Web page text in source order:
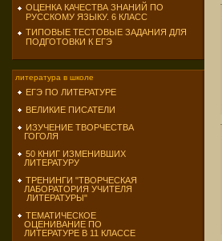
ОЦЕНКА КАЧЕСТВА ЗНАНИЙ ПО
РУССКОМУ ЯЗЫКУ. 6 КЛАСС
ТИПОВЫЕ ТЕСТОВЫЕ ЗАДАНИЯ ДЛЯ
ПОДГОТОВКИ К ЕГЭ
литература в школе
ЕГЭ ПО ЛИТЕРАТУРЕ
ВЕЛИКИЕ ПИСАТЕЛИ
ИЗУЧЕНИЕ ТВОРЧЕСТВА
ГОГОЛЯ
50 КНИГ ИЗМЕНИВШИХ
ЛИТЕРАТУРУ
ТРЕНИНГИ "ТВОРЧЕСКАЯ
ЛАБОРАТОРИЯ УЧИТЕЛЯ
ЛИТЕРАТУРЫ"
ТЕМАТИЧЕСКОЕ
ОЦЕНИВАНИЕ ПО
ЛИТЕРАТУРЕ В 11 КЛАССЕ